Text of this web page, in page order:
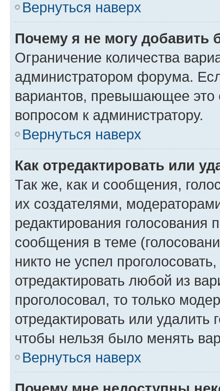
Вернуться наверх
Почему я не могу добавить
Ограничение количества
администратором форума.
вариантов, превышающее это
вопросом к администратору.
Вернуться наверх
Как отредактировать или
Так же, как и сообщения,
их создателями,
редактирования голосования
сообщения в теме
никто не успел
отредактировать любой из
проголосовал, то только
отредактировать или удалить
чтобы нельзя было менять
Вернуться наверх